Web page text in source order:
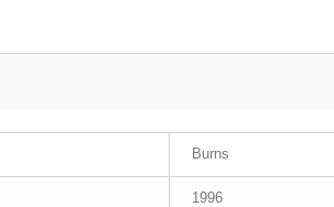
Burns
1996